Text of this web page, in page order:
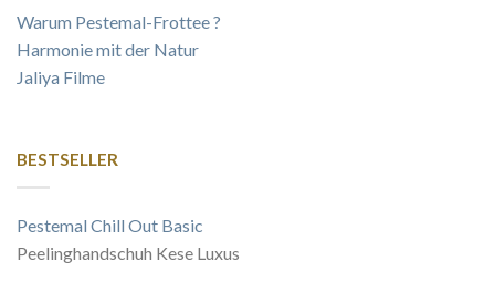
Warum Pestemal-Frottee ?
Harmonie mit der Natur
Jaliya Filme
BESTSELLER
Pestemal Chill Out Basic
Peelinghandschuh Kese Luxus